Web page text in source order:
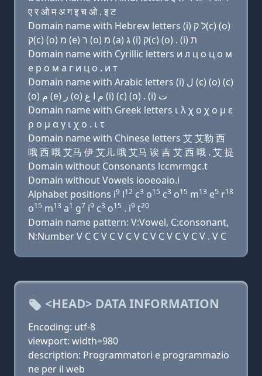
ए र ओ म अ ग इ च ओ . इ ट
Domain name with Hebrew letters (i) ל ק(c) (ο)
ק(c) (ο) מ (e) ר (ο) מ (a) ג (i) ק(c) (ο) . (i) ת
Domain name with Cyrillic letters и л ц о ц о м
e р о м a г и ц о . и т
Domain name with Arabic letters (i) ﻝ (c) (o) (c)
(o) ﻡ (e) ﺭ (o) ﻡ ﺍ ﻍ (i) (c) (o) . (i) ﺕ
Domain name with Greek letters ι λ χ ο χ ο μ ε
ρ ο μ α γ ι χ ο . ι τ
Domain name with Chinese letters 艾 艾勒 西
哦 西 哦 艾马 伊 艾儿 哦 艾马 诶 吉 艾 西 哦 . 艾 提
Domain without Consonants lccmrmgc.t
Domain without Vowels iooeoaio.i
Alphabet positions i9 l12 c3 o15 c3 o15 m13 e5 r18
o15 m13 a1 g7 i9 c3 o15 . i9 t20
Domain name pattern: V:Vowel, C:consonant,
N:Number V C C V C V C V C V C V C V C V . V C
<HEAD> DATA INFORMATION
Encoding: utf-8
viewport: width=980
description: Programmatori e programmazio
ne per il web